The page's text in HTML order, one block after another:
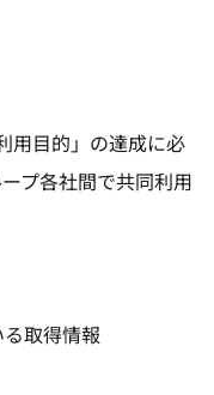
用目的」の達成に必
プ各社間で共同利用
る取得情報